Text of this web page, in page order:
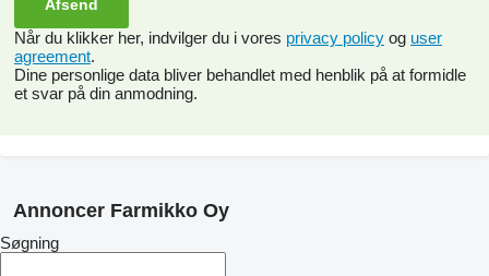
Når du klikker her, indvilger du i vores privacy policy og user
agreement.
Dine personlige data bliver behandlet med henblik på at formidle
et svar på din anmodning.
Annoncer Farmikko Oy
Søgning